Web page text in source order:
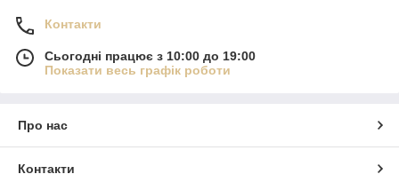
Контакти
Сьогодні працює з 10:00 до 19:00
Показати весь графік роботи
Про нас
Контакти